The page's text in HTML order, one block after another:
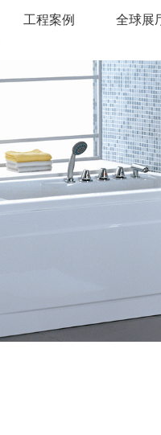
工程案例 全球展